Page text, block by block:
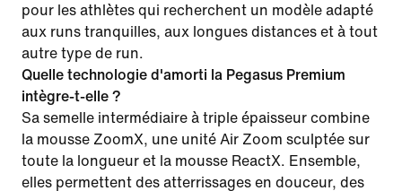
pour les athlètes qui recherchent un modèle adapté
aux runs tranquilles, aux longues distances et à tout
autre type de run.
Quelle technologie d'amorti la Pegasus Premium
intègre-t-elle ?
Sa semelle intermédiaire à triple épaisseur combine
la mousse ZoomX, une unité Air Zoom sculptée sur
toute la longueur et la mousse ReactX. Ensemble,
elles permettent des atterrissages en douceur, des